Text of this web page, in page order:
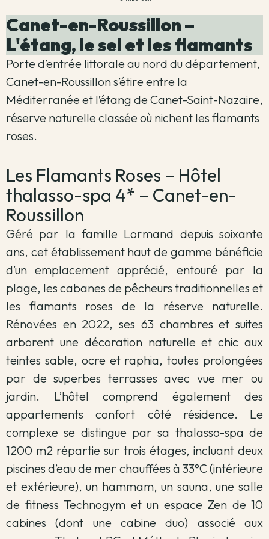
Canet-en-Roussillon –
L'étang, le sel et les flamants
Porte d’entrée littorale au nord du département,
Canet-en-Roussillon s’étire entre la
Méditerranée et l’étang de Canet-Saint-Nazaire,
réserve naturelle classée où nichent les flamants
roses.
Les Flamants Roses – Hôtel
thalasso-spa 4* – Canet-en-
Roussillon
Géré par la famille Lormand depuis soixante
ans, cet établissement haut de gamme bénéficie
d’un emplacement apprécié, entouré par la
plage, les cabanes de pêcheurs traditionnelles et
les flamants roses de la réserve naturelle.
Rénovées en 2022, ses 63 chambres et suites
arborent une décoration naturelle et chic aux
teintes sable, ocre et raphia, toutes prolongées
par de superbes terrasses avec vue mer ou
jardin. L’hôtel comprend également des
appartements confort côté résidence. Le
complexe se distingue par sa thalasso-spa de
1200 m2 répartie sur trois étages, incluant deux
piscines d’eau de mer chauffées à 33°C (intérieure
et extérieure), un hammam, un sauna, une salle
de fitness Technogym et un espace Zen de 10
cabines (dont une cabine duo) associé aux